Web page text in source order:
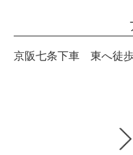
京阪七条下車 東へ徒